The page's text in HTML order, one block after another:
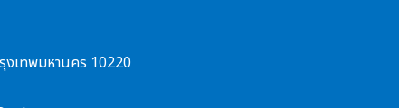
งเทพมหานคร 10220